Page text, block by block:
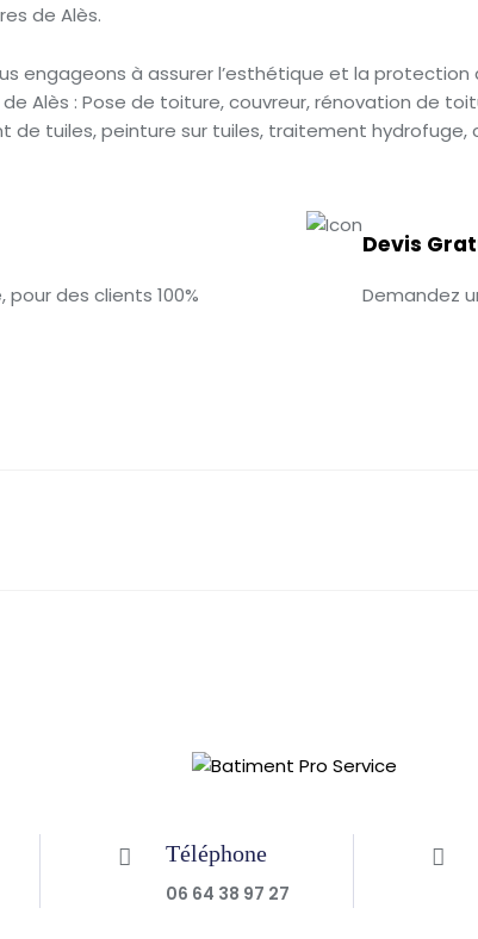
de Alès.
engageons à assurer l’esthétique et la
Alès : Pose de toiture, couvreur, rénovation de
tuiles, peinture sur tuiles, traitement hydrofuge,
des clients 100%
Devis
Demandez
Téléphone
06 64 38 97 27